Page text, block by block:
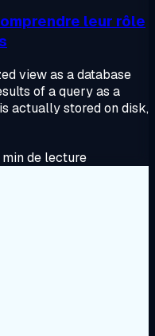
leur rôle
view as a database
of a query as a
actually stored on disk,
min de lecture